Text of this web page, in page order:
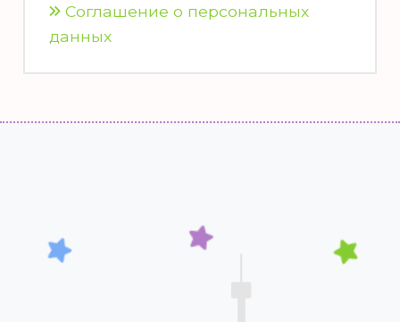
Соглашение о персональных
данных